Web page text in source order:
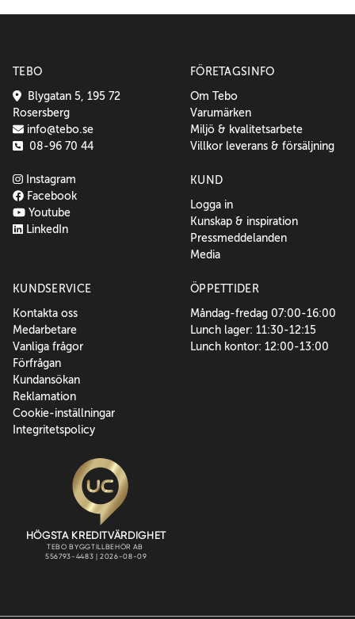
TEBO
Blygatan 5, 195 72
Rosersberg
info@tebo.se
08-96 70 44
Instagram
Facebook
Youtube
LinkedIn
FÖRETAGSINFO
Om Tebo
Varumärken
Miljö & kvalitetsarbete
Villkor leverans & försäljning
KUND
Logga in
Kunskap & inspiration
Pressmeddelanden
Media
KUNDSERVICE
Kontakta oss
Medarbetare
Vanliga frågor
Förfrågan
Kundansökan
Reklamation
Cookie-inställningar
Integritetspolicy
ÖPPETTIDER
Måndag-fredag 07:00-16:00
Lunch lager: 11:30-12:15
Lunch kontor: 12:00-13:00